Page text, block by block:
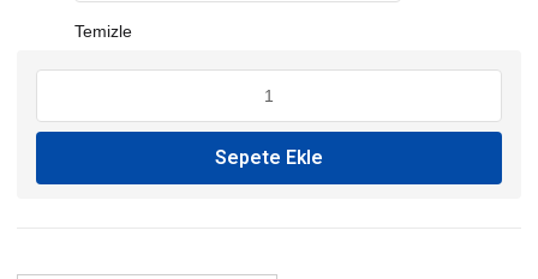
Temizle
UCU
adet
Sepete Ekle